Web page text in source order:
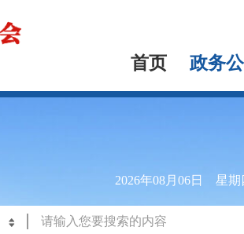
首页 政务
2026年08月06日 星期